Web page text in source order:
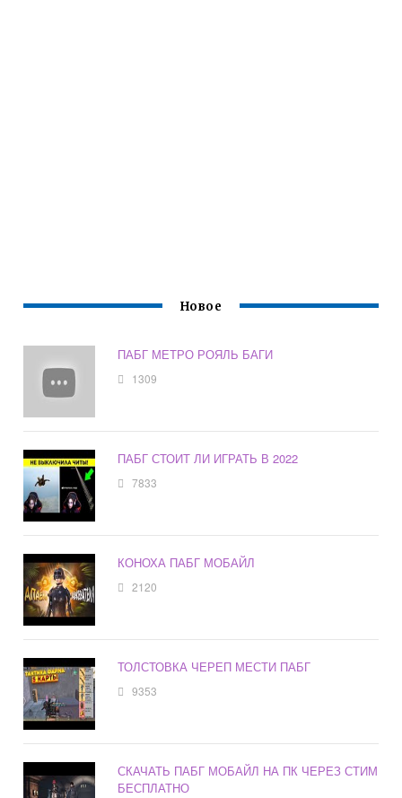
Новое
ПАБГ МЕТРО РОЯЛЬ БАГИ
1309
ПАБГ СТОИТ ЛИ ИГРАТЬ В 2022
7833
КОНОХА ПАБГ МОБАЙЛ
2120
ТОЛСТОВКА ЧЕРЕП МЕСТИ ПАБГ
9353
СКАЧАТЬ ПАБГ МОБАЙЛ НА ПК ЧЕРЕЗ СТИМ
БЕСПЛАТНО